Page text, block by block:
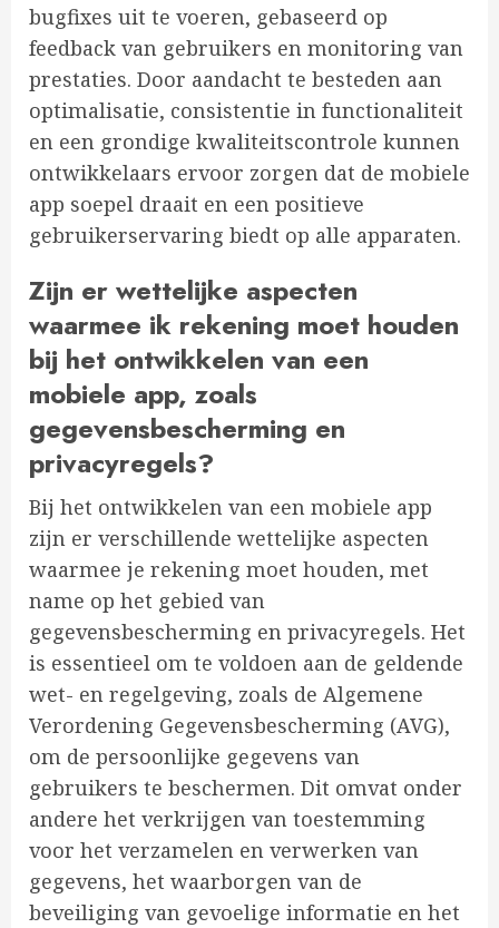
bugfixes uit te voeren, gebaseerd op
feedback van gebruikers en monitoring van
prestaties. Door aandacht te besteden aan
optimalisatie, consistentie in functionaliteit
en een grondige kwaliteitscontrole kunnen
ontwikkelaars ervoor zorgen dat de mobiele
app soepel draait en een positieve
gebruikerservaring biedt op alle apparaten.
Zijn er wettelijke aspecten
waarmee ik rekening moet houden
bij het ontwikkelen van een
mobiele app, zoals
gegevensbescherming en
privacyregels?
Bij het ontwikkelen van een mobiele app
zijn er verschillende wettelijke aspecten
waarmee je rekening moet houden, met
name op het gebied van
gegevensbescherming en privacyregels. Het
is essentieel om te voldoen aan de geldende
wet- en regelgeving, zoals de Algemene
Verordening Gegevensbescherming (AVG),
om de persoonlijke gegevens van
gebruikers te beschermen. Dit omvat onder
andere het verkrijgen van toestemming
voor het verzamelen en verwerken van
gegevens, het waarborgen van de
beveiliging van gevoelige informatie en het